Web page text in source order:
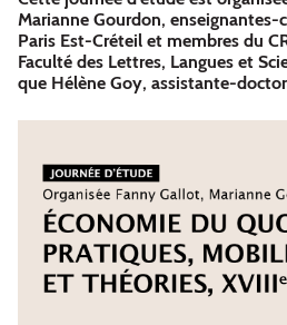
Marianne Gourdon, enseignantes-
Paris Est-Créteil et membres du
Faculté des Lettres, Langues et
que Hélène Goy, assistante-